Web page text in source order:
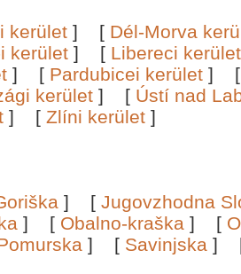
kerület ] [ Dél-Morva
kerület ] [ Libereci kerület
] [ Pardubicei kerület ]
kerület ] [ Ústí nad
] [ Zlíni kerület ]
] [ Jugovzhodna
] [ Obalno-kraška ] [
] [ Savinjska ]